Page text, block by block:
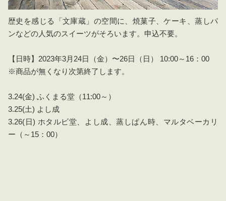
歴史を感じる「文庫蔵」の空間に、焼菓子、ケーキ、蒸しパ
ンなどの人気のスイーツがそろいます。申込不要。
【日時】2023年3月24日（金）〜26日（日） 10:00～16：00
※商品が無くなり次第終了します。
3.24(金) ふくまる堂（11:00～）
3.25(土) よし成
3.26(日) ホタルビ堂、よし成、蒸しぱん時、マルタベーカリ
ー（～15：00）